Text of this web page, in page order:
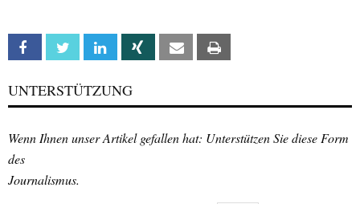
Facebook Twitter Linkedin Xing Email
UNTERSTÜTZUNG
Wenn Ihnen unser Artikel gefallen hat: Unterstützen Sie diese Form
des
Journalismus.